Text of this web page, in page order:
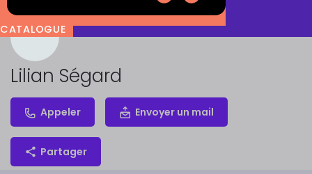
CATALOGUE
Lilian Ségard
Appeler Envoyer un mail
Partager